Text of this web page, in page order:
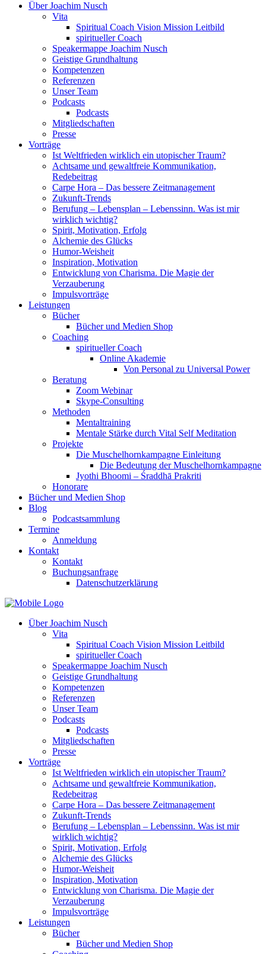
Über Joachim Nusch
Vita
Spiritual Coach Vision Mission Leitbild
spiritueller Coach
Speakermappe Joachim Nusch
Geistige Grundhaltung
Kompetenzen
Referenzen
Unser Team
Podcasts
Podcasts
Mitgliedschaften
Presse
Vorträge
Ist Weltfrieden wirklich ein utopischer Traum?
Achtsame und gewaltfreie Kommunikation,
Redebeitrag
Carpe Hora – Das bessere Zeitmanagement
Zukunft-Trends
Berufung – Lebensplan – Lebenssinn. Was ist mir
wirklich wichtig?
Spirit, Motivation, Erfolg
Alchemie des Glücks
Humor-Weisheit
Inspiration, Motivation
Entwicklung von Charisma. Die Magie der
Verzauberung
Impulsvorträge
Leistungen
Bücher
Bücher und Medien Shop
Coaching
spiritueller Coach
Online Akademie
Von Personal zu Universal Power
Beratung
Zoom Webinar
Skype-Consulting
Methoden
Mentaltraining
Mentale Stärke durch Vital Self Meditation
Projekte
Die Muschelhornkampagne Einleitung
Die Bedeutung der Muschelhornkampagne
Jyothi Bhoomi – Śraddhā Prakriti
Honorare
Bücher und Medien Shop
Blog
Podcastsammlung
Termine
Anmeldung
Kontakt
Kontakt
Buchungsanfrage
Datenschutzerklärung
Über Joachim Nusch
Vita
Spiritual Coach Vision Mission Leitbild
spiritueller Coach
Speakermappe Joachim Nusch
Geistige Grundhaltung
Kompetenzen
Referenzen
Unser Team
Podcasts
Podcasts
Mitgliedschaften
Presse
Vorträge
Ist Weltfrieden wirklich ein utopischer Traum?
Achtsame und gewaltfreie Kommunikation,
Redebeitrag
Carpe Hora – Das bessere Zeitmanagement
Zukunft-Trends
Berufung – Lebensplan – Lebenssinn. Was ist mir
wirklich wichtig?
Spirit, Motivation, Erfolg
Alchemie des Glücks
Humor-Weisheit
Inspiration, Motivation
Entwicklung von Charisma. Die Magie der
Verzauberung
Impulsvorträge
Leistungen
Bücher
Bücher und Medien Shop